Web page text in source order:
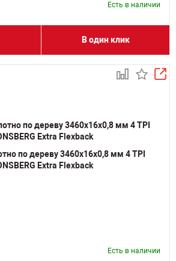
Есть в наличии
В один клик
по дереву 3460х16х0,8 мм 4 TPI
Extra Flexback
Есть в наличии